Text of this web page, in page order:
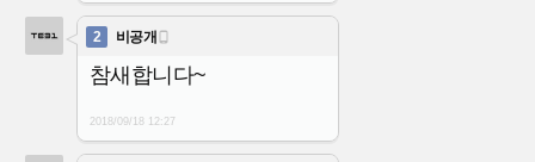
2 비공개 
참새합니다~
2018/09/18 12:27